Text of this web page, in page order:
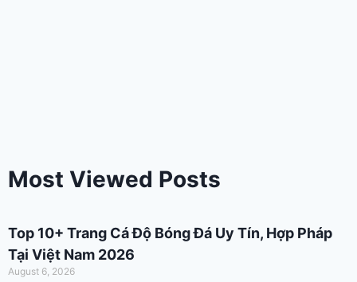
Most Viewed Posts
Top 10+ Trang Cá Độ Bóng Đá Uy Tín, Hợp Pháp
Tại Việt Nam 2026
August 6, 2026